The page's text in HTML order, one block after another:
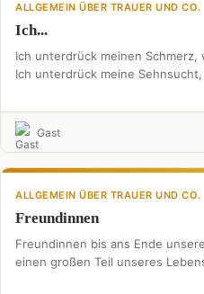
ALLGEMEIN ÜBER TRAUER UND CO.
Ich...
Ich unterdrück meinen Schmerz,
Ich unterdrück meine
Gast
ALLGEMEIN ÜBER TRAUER UND CO.
Freundinnen
Freundinnen bis ans Ende
einen großen Teil unseres